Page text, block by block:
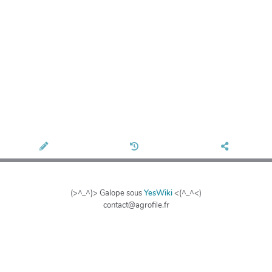
(>^_^)> Galope sousYesWiki<(^_^<)
contact@agrofile.fr